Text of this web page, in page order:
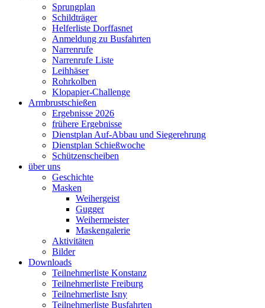
Sprungplan
Schildträger
Helferliste Dorffasnet
Anmeldung zu Busfahrten
Narrenrufe
Narrenrufe Liste
Leihhäser
Rohrkolben
Klopapier-Challenge
Armbrustschießen
Ergebnisse 2026
frühere Ergebnisse
Dienstplan Auf-Abbau und Siegerehrung
Dienstplan Schießwoche
Schützenscheiben
über uns
Geschichte
Masken
Weihergeist
Gugger
Weihermeister
Maskengalerie
Aktivitäten
Bilder
Downloads
Teilnehmerliste Konstanz
Teilnehmerliste Freiburg
Teilnehmerliste Isny
Teilnehmerliste Busfahrten